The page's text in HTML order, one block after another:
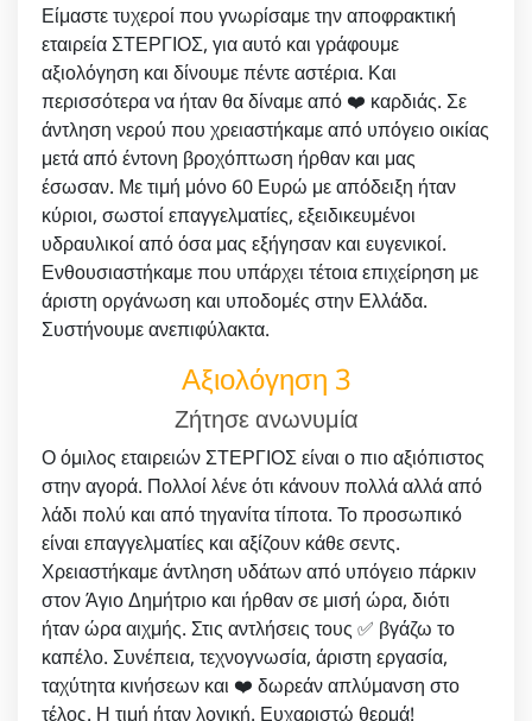
Είμαστε τυχεροί που γνωρίσαμε την αποφρακτική
εταιρεία ΣΤΕΡΓΙΟΣ, για αυτό και γράφουμε
αξιολόγηση και δίνουμε πέντε αστέρια. Και
περισσότερα να ήταν θα δίναμε από ❤️ καρδιάς. Σε
άντληση νερού που χρειαστήκαμε από υπόγειο οικίας
μετά από έντονη βροχόπτωση ήρθαν και μας
έσωσαν. Με τιμή μόνο 60 Ευρώ με απόδειξη ήταν
κύριοι, σωστοί επαγγελματίες, εξειδικευμένοι
υδραυλικοί από όσα μας εξήγησαν και ευγενικοί.
Ενθουσιαστήκαμε που υπάρχει τέτοια επιχείρηση με
άριστη οργάνωση και υποδομές στην Ελλάδα.
Συστήνουμε ανεπιφύλακτα.
Αξιολόγηση 3
Ζήτησε ανωνυμία
Ο όμιλος εταιρειών ΣΤΕΡΓΙΟΣ είναι ο πιο αξιόπιστος
στην αγορά. Πολλοί λένε ότι κάνουν πολλά αλλά από
λάδι πολύ και από τηγανίτα τίποτα. Το προσωπικό
είναι επαγγελματίες και αξίζουν κάθε σεντς.
Χρειαστήκαμε άντληση υδάτων από υπόγειο πάρκιν
στον Άγιο Δημήτριο και ήρθαν σε μισή ώρα, διότι
ήταν ώρα αιχμής. Στις αντλήσεις τους ✅ βγάζω το
καπέλο. Συνέπεια, τεχνογνωσία, άριστη εργασία,
ταχύτητα κινήσεων και ❤️ δωρεάν απλύμανση στο
τέλος. Η τιμή ήταν λογική. Ευχαριστώ θερμά!